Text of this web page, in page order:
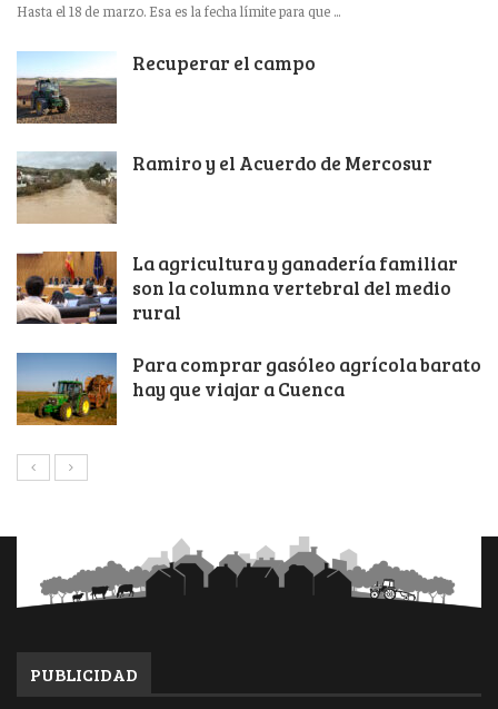
Hasta el 18 de marzo. Esa es la fecha límite para que ...
Recuperar el campo
Ramiro y el Acuerdo de Mercosur
La agricultura y ganadería familiar
son la columna vertebral del medio
rural
Para comprar gasóleo agrícola barato
hay que viajar a Cuenca
PUBLICIDAD